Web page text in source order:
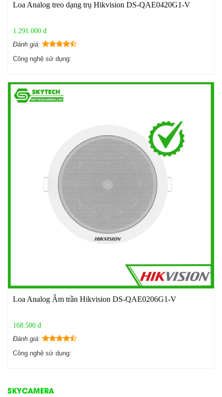
Loa Analog treo dạng trụ Hikvision DS-QAE0420G1-V
1.291.000 đ
Đánh giá:
Công nghệ sử dụng:
Loa Analog Âm trần Hikvision DS-QAE0206G1-V
168.500 đ
Đánh giá:
Công nghệ sử dụng:
SKYCAMERA